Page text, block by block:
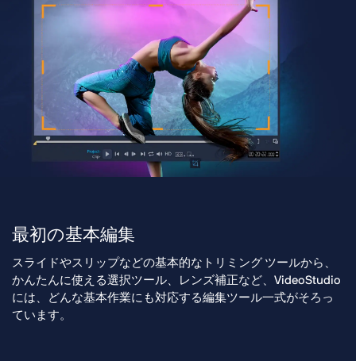
最初の基本編集
スライドやスリップなどの基本的なトリミング ツールから、
かんたんに使える選択ツール、レンズ補正など、VideoStudio
には、どんな基本作業にも対応する編集ツール一式がそろっ
ています。